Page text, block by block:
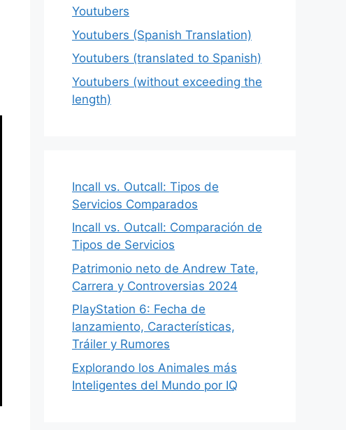
Youtubers
Youtubers (Spanish Translation)
Youtubers (translated to Spanish)
Youtubers (without exceeding the
length)
Incall vs. Outcall: Tipos de
Servicios Comparados
Incall vs. Outcall: Comparación de
Tipos de Servicios
Patrimonio neto de Andrew Tate,
Carrera y Controversias 2024
PlayStation 6: Fecha de
lanzamiento, Características,
Tráiler y Rumores
Explorando los Animales más
Inteligentes del Mundo por IQ